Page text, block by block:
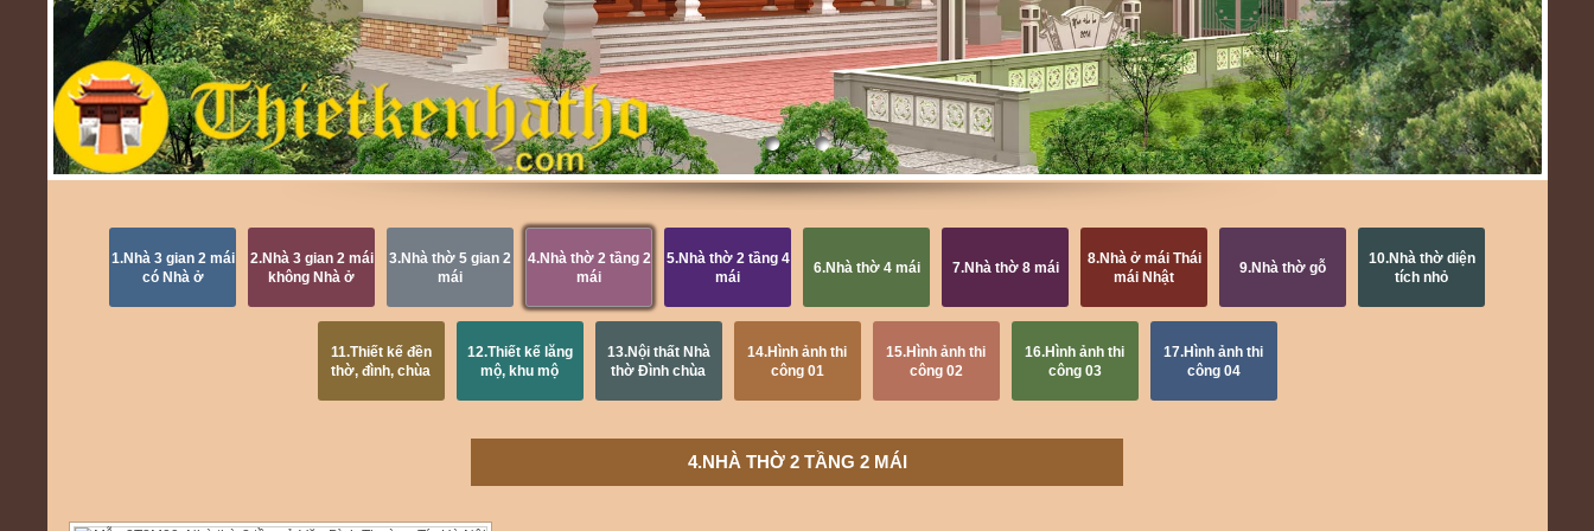
1.Nhà 3 gian 2 mái
có Nhà ở
2.Nhà 3 gian 2 mái
không Nhà ở
3.Nhà thờ 5 gian 2
mái
4.Nhà thờ 2 tầng 2
mái
5.Nhà thờ 2 tầng 4
mái
6.Nhà thờ 4 mái 7.Nhà thờ 8 mái
8.Nhà ở mái Thái
mái Nhật
9.Nhà thờ gỗ
10.Nhà thờ diện
tích nhỏ
11.Thiết kế đền
thờ, đình, chùa
12.Thiết kế lăng
mộ, khu mộ
13.Nội thất Nhà
thờ Đình chùa
14.Hình ảnh thi
công 01
15.Hình ảnh thi
công 02
16.Hình ảnh thi
công 03
17.Hình ảnh thi
công 04
4.NHÀ THỜ 2 TẦNG 2 MÁI